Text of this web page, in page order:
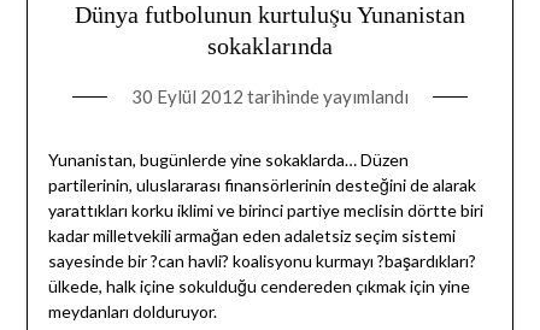
Dünya futbolunun kurtuluşu Yunanistan
sokaklarında
30 Eylül 2012 tarihinde yayımlandı
Yunanistan, bugünlerde yine sokaklarda… Düzen
partilerinin, uluslararası finansörlerinin desteğini de alarak
yarattıkları korku iklimi ve birinci partiye meclisin dörtte biri
kadar milletvekili armağan eden adaletsiz seçim sistemi
sayesinde bir ?can havli? koalisyonu kurmayı ?başardıkları?
ülkede, halk içine sokulduğu cendereden çıkmak için yine
meydanları dolduruyor.